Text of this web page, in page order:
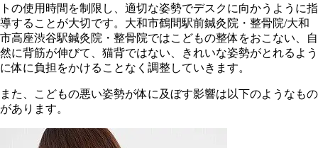
トの使用時間を制限し、適切な姿勢でデスクに向かうように指
導することが大切です。大和市鶴間駅前鍼灸院・整骨院/大和
市高座渋谷駅鍼灸院・整骨院ではこどもの整体をおこない、自
然に背筋が伸びて、猫背ではない、きれいな姿勢がとれるよう
に体に負担をかけることなく調整していきます。
また、こどもの悪い姿勢が体に及ぼす影響は以下のようなもの
があります。